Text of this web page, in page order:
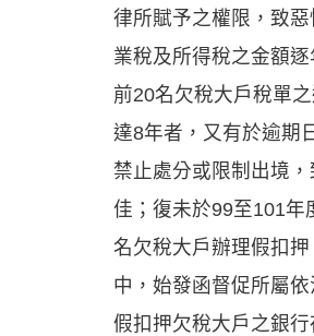
律所賦予之權限，致
業稅及所得稅之金額
前20名欠稅大戶稅單
達8年者，又有於逾期
禁止處分或限制出境
佳；復未於99至101年
名欠稅大戶辦理假扣
中，始發函督促所屬
假扣押欠稅大戶之銀